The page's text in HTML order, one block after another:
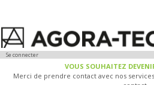
Se connecter
VOUS SOUHAITEZ
Merci de prendre contact avec nos